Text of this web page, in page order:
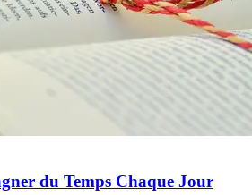
du Temps Chaque Jour